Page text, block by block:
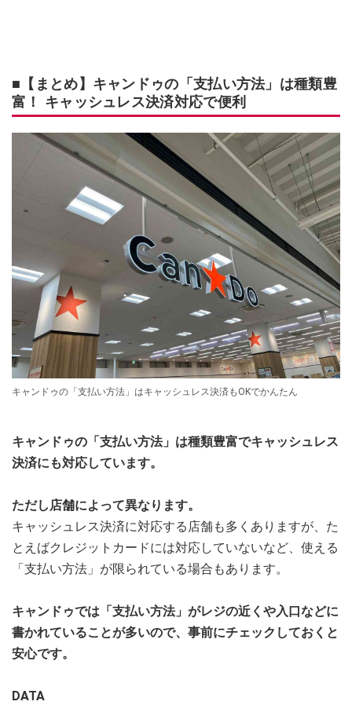
■【まとめ】キャンドゥの「支払い方法」は種類豊
富！ キャッシュレス決済対応で便利
キャンドゥの「支払い方法」はキャッシュレス決済もOKでかんたん
キャンドゥの「支払い方法」は種類豊富でキャッシュレス
決済にも対応しています。
ただし店舗によって異なります。
キャッシュレス決済に対応する店舗も多くありますが、た
とえばクレジットカードには対応していないなど、使える
「支払い方法」が限られている場合もあります。
キャンドゥでは「支払い方法」がレジの近くや入口などに
書かれていることが多いので、事前にチェックしておくと
安心です。
DATA